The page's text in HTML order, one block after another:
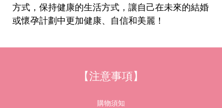
方式，保持健康的生活方式，讓自己在未來的結婚
或懷孕計劃中更加健康、自信和美麗！
【注意事項】
購物須知